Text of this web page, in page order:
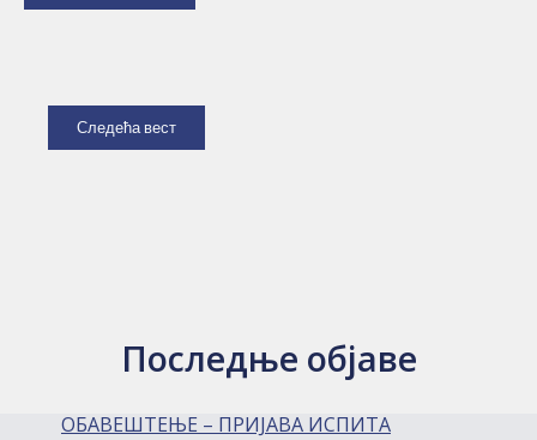
Следећа вест
Последње објаве
ОБАВЕШТЕЊЕ – ПРИЈАВА ИСПИТА